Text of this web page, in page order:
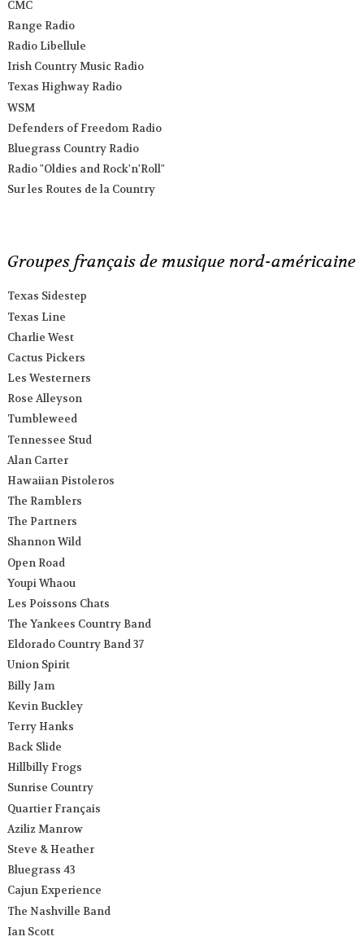
CMC
Range Radio
Radio Libellule
Irish Country Music Radio
Texas Highway Radio
WSM
Defenders of Freedom Radio
Bluegrass Country Radio
Radio "Oldies and Rock'n'Roll"
Sur les Routes de la Country
Groupes français de musique nord-américaine
Texas Sidestep
Texas Line
Charlie West
Cactus Pickers
Les Westerners
Rose Alleyson
Tumbleweed
Tennessee Stud
Alan Carter
Hawaiian Pistoleros
The Ramblers
The Partners
Shannon Wild
Open Road
Youpi Whaou
Les Poissons Chats
The Yankees Country Band
Eldorado Country Band 37
Union Spirit
Billy Jam
Kevin Buckley
Terry Hanks
Back Slide
Hillbilly Frogs
Sunrise Country
Quartier Français
Aziliz Manrow
Steve & Heather
Bluegrass 43
Cajun Experience
The Nashville Band
Ian Scott